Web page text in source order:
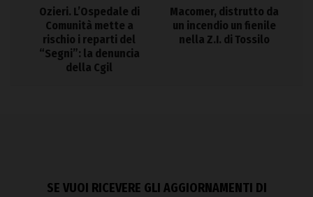
Ozieri. L’Ospedale di
Comunità mette a
rischio i reparti del
“Segni”: la denuncia
della Cgil
Macomer, distrutto da
un incendio un fienile
nella Z.I. di Tossilo
SE VUOI RICEVERE GLI AGGIORNAMENTI DI